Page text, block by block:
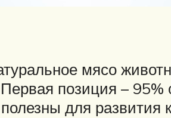
мясо
позиция –
для развития